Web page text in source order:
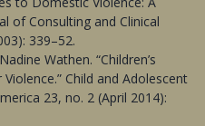
of Consulting and Clinical
339–52.
Wathen. “Children’s
Child and Adolescent
23, no. 2 (April 2014):